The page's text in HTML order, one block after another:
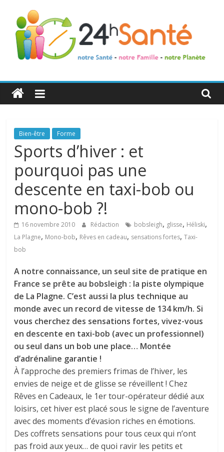
24h
Santé
La
santé
de
toute
famille
Bien-être Forme
Sports d’hiver : et
pourquoi pas une
descente en taxi-bob ou
mono-bob ?!
16 novembre 2010 Rédaction bobsleigh, glisse, Héliski,
La Plagne, Mono-bob, Rêves en cadeau, sensations fortes,Taxi-
bob
A notre connaissance, un seul site de pratique en
France se prête au bobsleigh : la piste olympique
de La Plagne. C’est aussi la plus technique au
monde avec un record de vitesse de 134 km/h. Si
vous cherchez des sensations fortes, vivez-vous
en descente en taxi-bob (avec un professionnel)
ou seul dans un bob une place… Montée
d’adrénaline garantie !
À l’approche des premiers frimas de l’hiver, les
envies de neige et de glisse se réveillent ! Chez
Rêves en Cadeaux, le 1er tour-opérateur dédié aux
loisirs, cet hiver est placé sous le signe de l’aventure
avec des moments d’évasion riches en émotions.
Des coffrets sensations pour tous ceux qui n’ont
pas froid aux yeux… de quoi ravir les petits et